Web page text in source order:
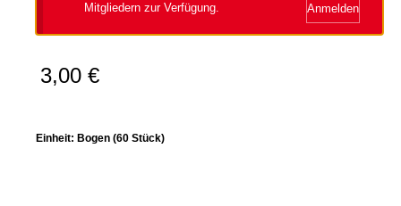
Mitgliedern zur Verfügung.
Anmelden
3,00 €
Einheit: Bogen (60 Stück)